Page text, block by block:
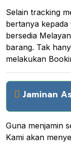
Selain tracking
bertanya
bersedia
barang. Tak
melakukan
Jaminan
Guna menjamin
Kami akan